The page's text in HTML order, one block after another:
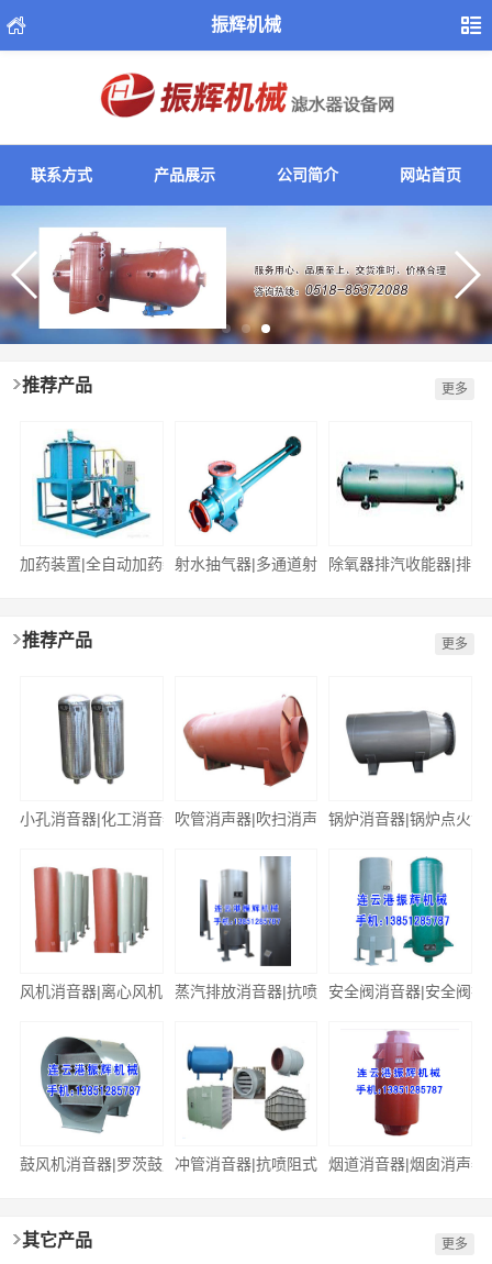
振辉机械
联系方式 产品展示 公司简介 网站首页
推荐产品 更多
加药装置|全自动加药装置射水抽气器|多通道射水抽气器除氧器排汽收能器|排汽
推荐产品 更多
小孔消音器|化工消音器|通风消声器
吹管消声器|吹扫消声器锅炉消音器|锅炉点火消
风机消音器|离心风机出入口消声器蒸汽排放消音器|抗喷阻型蒸汽消声器
安全阀消音器|安全阀排
鼓风机消音器|罗茨鼓风机消声器冲管消音器|抗喷阻式消声器烟道消音器|烟囱消声器
其它产品 更多